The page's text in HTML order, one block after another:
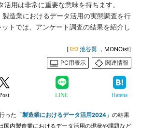
活用は非常に重要な意味を持ちます。
製造業におけるデータ活用の実態調査を行
トでは、アンケート調査の結果を紹介し
[ 池谷翼 ，MONOist]
PC用表示
関連情報
LINE Hatena
った「 製造業におけるデータ活用2024 」の結果
国内製造業におけるデータ活用の現状や課題など